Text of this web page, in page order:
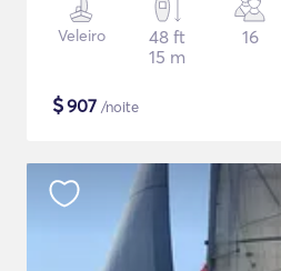
Veleiro
48 ft
15 m
16
$907 /noite